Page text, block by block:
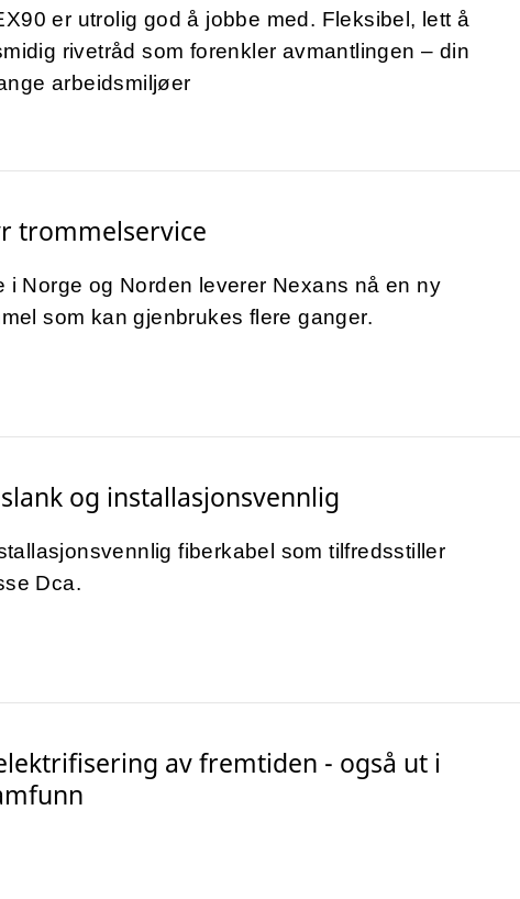
er utrolig god å jobbe med. Fleksibel, lett å
rivetråd som forenkler avmantlingen – din
arbeidsmiljøer
trommelservice
i Norge og Norden leverer Nexans nå en ny
som kan gjenbrukes flere ganger.
slank og installasjonsvennlig
fiberkabel som tilfredsstiller
Dca.
av fremtiden - også ut i